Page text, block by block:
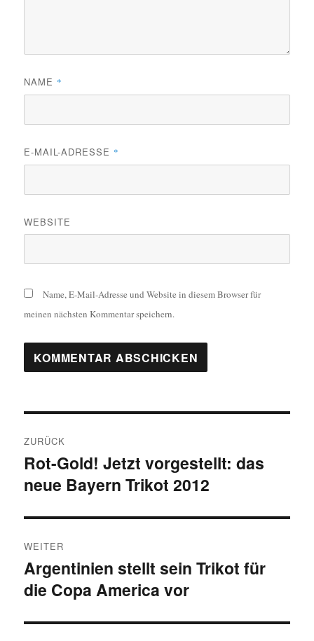
NAME *
E-MAIL-ADRESSE *
WEBSITE
Name, E-Mail-Adresse und Website in diesem Browser für
meinen nächsten Kommentar speichern.
ZURÜCK
Vorheriger
Beitrag:
Rot-Gold! Jetzt vorgestellt: das
neue Bayern Trikot 2012
WEITER
Nächster
Beitrag:
Argentinien stellt sein Trikot für
die Copa America vor